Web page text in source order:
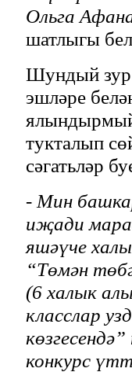
Ольга
шатлыгы
Шундый зур
эшләре
тукталып
сәгатьләр
- Мин
иҗади
яшәүче
“Төмән
(6 халык
класслар
конкурс